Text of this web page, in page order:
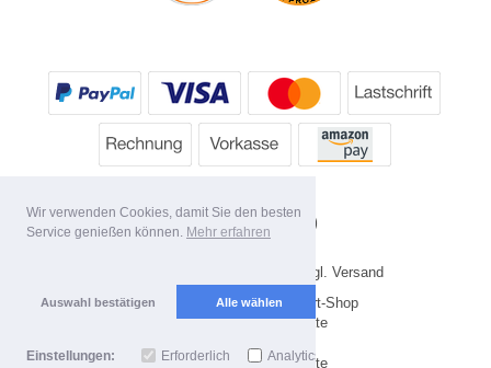
Wir verwenden Cookies, damit Sie den besten
Service genießen können. Mehr erfahren
Auswahl bestätigen Alle wählen
Einstellungen: Erforderlich Analytics
* Alle Preise inkl. MwSt. evtl. zzgl. Versand
Copyright 2026 by HP's Sport-Shop
Mobile Shop by Shopgate
Zur klassischen Webseite